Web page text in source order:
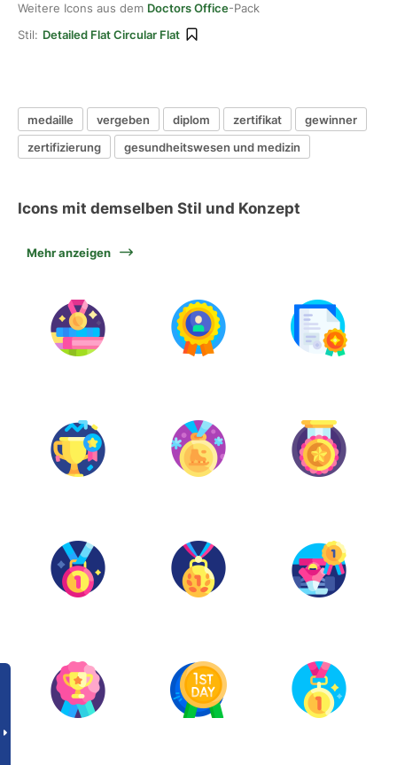
Weitere Icons aus dem Doctors Office-Pack
Stil: Detailed Flat Circular Flat
medaille vergeben diplom zertifikat
gewinner
zertifizierung
gesundheitswesen und medizin
Icons mit demselben Stil und Konzept
Mehr anzeigen